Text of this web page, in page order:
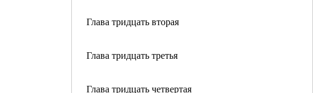
Глава тридцать вторая
Глава тридцать третья
Глава тридцать четвертая